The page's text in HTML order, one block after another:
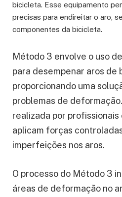
bicicleta. Esse equipamento
precisas para endireitar o aro,
componentes da bicicleta.
Método 3 envolve o uso
para desempenar aros de
proporcionando uma
problemas de
realizada por
aplicam forças
imperfeições nos aros.
O processo do Método 3
áreas de deformação no